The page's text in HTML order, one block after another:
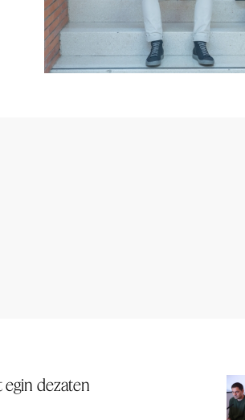
egin dezaten